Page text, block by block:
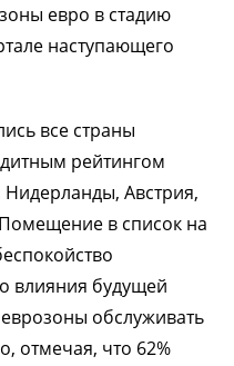
евро в стадию
наступающего
все страны
рейтингом
Австрия,
в список на
влияния будущей
обслуживать
отмечая, что 62%